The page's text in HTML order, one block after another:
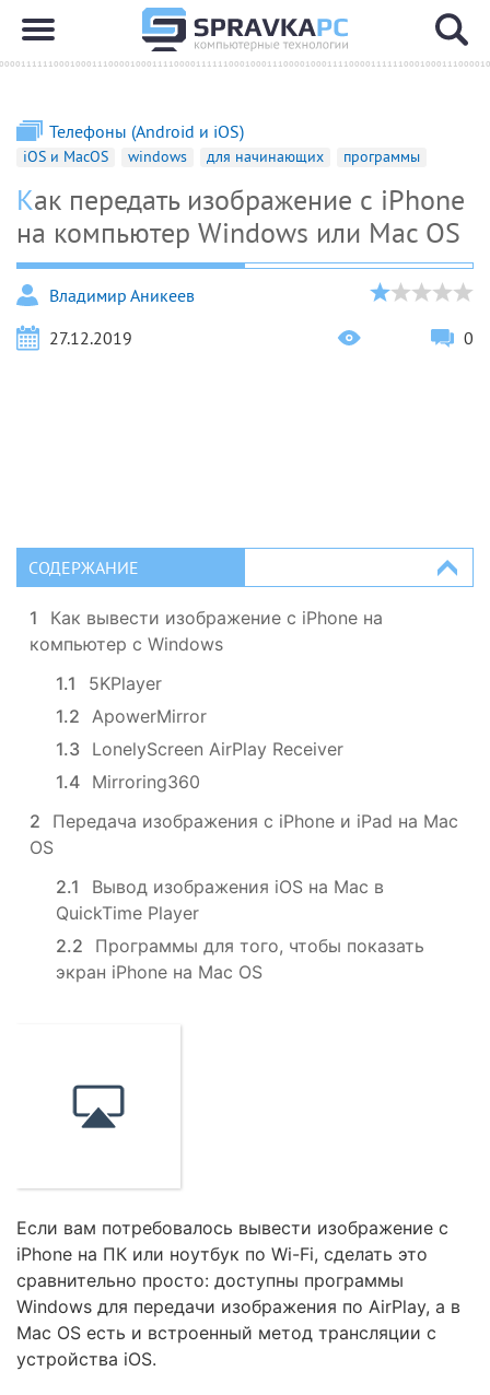
Телефоны (Android и iOS)
iOS и MacOS windows для начинающих программы
Как передать изображение с iPhone
на компьютер Windows или Mac OS
Владимир Аникеев
27.12.2019
0
СОДЕРЖАНИЕ
1
Как вывести изображение с iPhone на
компьютер с Windows
1.1
5KPlayer
1.2 ApowerMirror
1.3 LonelyScreen AirPlay Receiver
1.4 Mirroring360
2
Передача изображения с iPhone и iPad на Mac
OS
2.1
Вывод изображения iOS на Mac в
QuickTime Player
2.2
Программы для того, чтобы показать
экран iPhone на Mac OS
Если вам потребовалось вывести изображение с
iPhone на ПК или ноутбук по Wi-Fi, сделать это
сравнительно просто: доступны программы
Windows для передачи изображения по AirPlay, а в
Mac OS есть и встроенный метод трансляции с
устройства iOS.